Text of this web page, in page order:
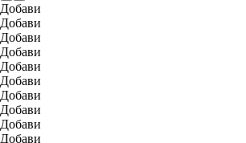
Добави
Добави
Добави
Добави
Добави
Добави
Добави
Добави
Добави
Добави